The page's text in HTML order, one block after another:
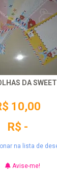
DA SWEET
10,00
R$ -
na lista de
Avise-me!